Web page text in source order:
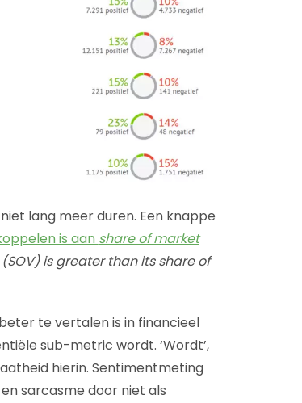
lang meer duren. Een knappe
is aan share of market
is greater than its share of
te vertalen is in financieel
sub-metric wordt. ‘Wordt’,
hierin. Sentimentmeting
sarcasme door niet als